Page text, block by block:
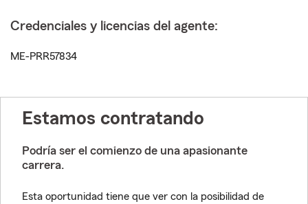
Credenciales y licencias del agente:
ME-PRR57834
Estamos contratando
Podría ser el comienzo de una apasionante
carrera.
Esta oportunidad tiene que ver con la posibilidad de